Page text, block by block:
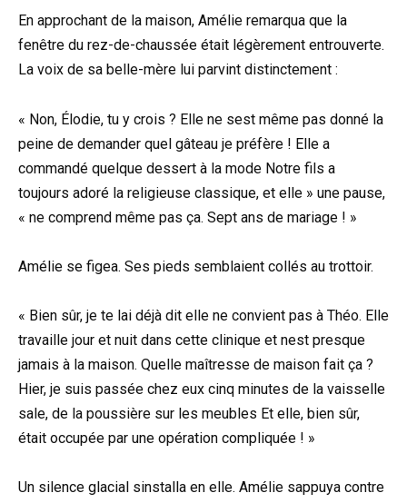
En approchant de la maison, Amélie remarqua que la
fenêtre du rez-de-chaussée était légèrement entrouverte.
La voix de sa belle-mère lui parvint distinctement :
« Non, Élodie, tu y crois ? Elle ne sest même pas donné la
peine de demander quel gâteau je préfère ! Elle a
commandé quelque dessert à la mode Notre fils a
toujours adoré la religieuse classique, et elle » une pause,
« ne comprend même pas ça. Sept ans de mariage ! »
Amélie se figea. Ses pieds semblaient collés au trottoir.
« Bien sûr, je te lai déjà dit elle ne convient pas à Théo. Elle
travaille jour et nuit dans cette clinique et nest presque
jamais à la maison. Quelle maîtresse de maison fait ça ?
Hier, je suis passée chez eux cinq minutes de la vaisselle
sale, de la poussière sur les meubles Et elle, bien sûr,
était occupée par une opération compliquée ! »
Un silence glacial sinstalla en elle. Amélie sappuya contre